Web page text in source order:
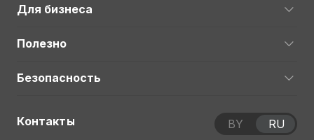
Для бизнеса
Полезно
Безопасность
Контакты BY RU